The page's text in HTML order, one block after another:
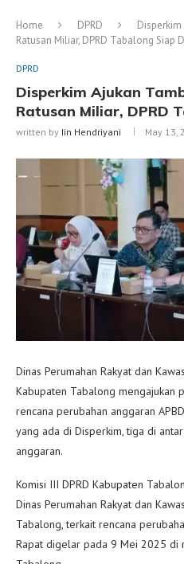
Home DPRD
Ratusan Miliar, DPRD Tabalong Siap
DPRD
Disperkim Ajukan
Ratusan Miliar, DPRD
written by Iin Hendriyani May 13,
Dinas Perumahan Rakyat dan
Kabupaten Tabalong mengajukan
rencana perubahan anggaran
yang ada di Disperkim, tiga di
anggaran.
Komisi III DPRD Kabupaten
Dinas Perumahan Rakyat dan
Tabalong, terkait rencana
Rapat digelar pada 9 Mei 2025 di